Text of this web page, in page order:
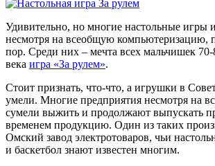
Удивительно, но многие настольные игры
несмотря на всеобщую компьютеризацию,
пор. Среди них – мечта всех мальчишек
века игра «За рулем».
Стоит признать, что-что, а игрушки в
умели. Многие предприятия несмотря на
сумели выжить и продолжают выпускать
временем продукцию. Один из таких
Омский завод электротоваров, чьи
и баскетбол знают известен многим.